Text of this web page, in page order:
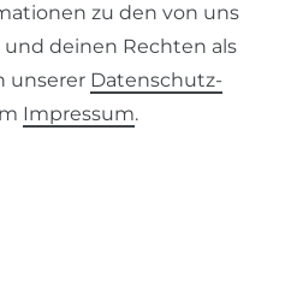
Widerrufs­recht
zu den von uns
deinen Rechten als
unserer Daten­schutz­
Impressum.